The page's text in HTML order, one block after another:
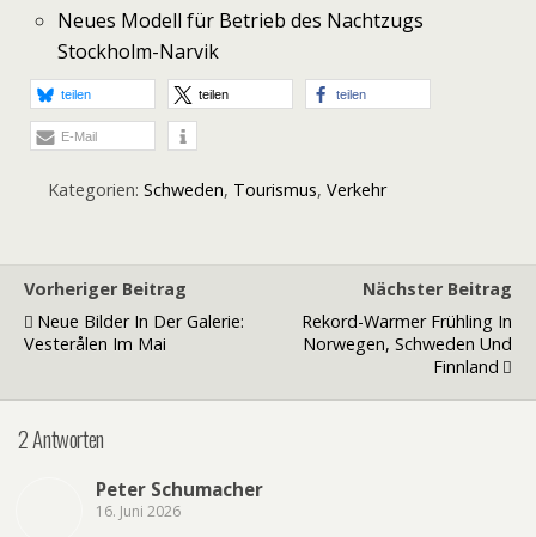
Neues Modell für Betrieb des Nachtzugs
Stockholm-Narvik
teilen teilen teilen
E-Mail
Kategorien: Schweden, Tourismus, Verkehr
Vorheriger Beitrag
Neue Bilder In Der Galerie:
Vesterålen Im Mai
Nächster Beitrag
Rekord-Warmer Frühling In
Norwegen, Schweden Und
Finnland
2 Antworten
Peter Schumacher
16. Juni 2026